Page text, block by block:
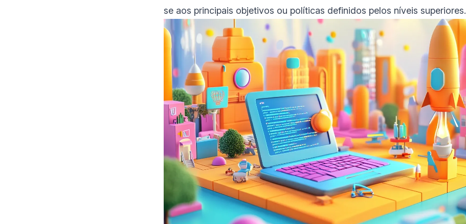
se aos principais objetivos ou políticas definidos pelos níveis superiores.